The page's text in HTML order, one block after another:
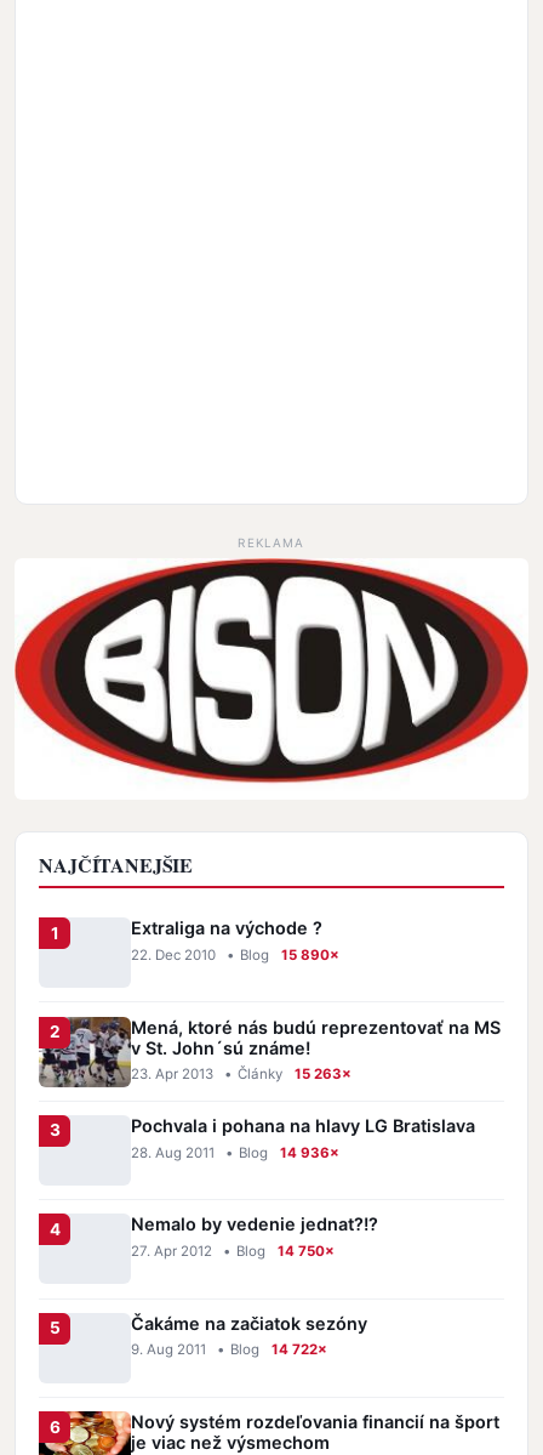
REKLAMA
NAJČÍTANEJŠIE
Extraliga na východe ?
22. Dec 2010 • Blog 15 890×
Mená, ktoré nás budú reprezentovať na MS
v St. John´sú známe!
23. Apr 2013 • Články 15 263×
Pochvala i pohana na hlavy LG Bratislava
28. Aug 2011 • Blog 14 936×
Nemalo by vedenie jednat?!?
27. Apr 2012 • Blog 14 750×
Čakáme na začiatok sezóny
9. Aug 2011 • Blog 14 722×
Nový systém rozdeľovania financií na šport
je viac než výsmechom